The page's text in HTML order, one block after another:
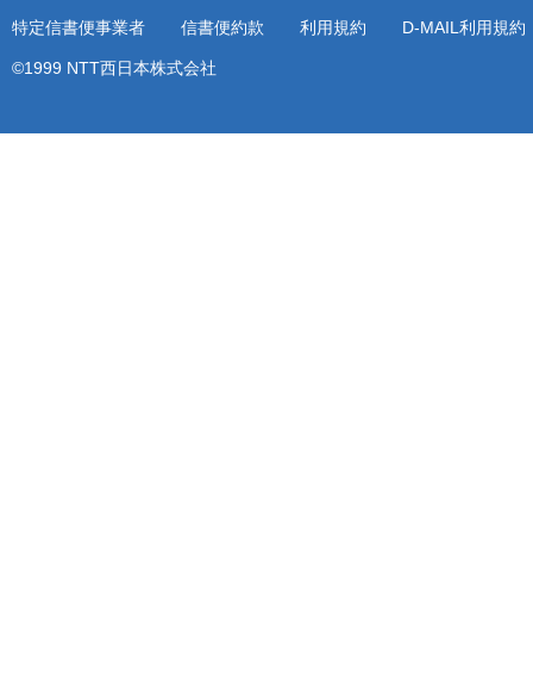
特定信書便事業者 信書便約款 利用規約 D-MAIL利用規約
©1999 NTT西日本株式会社